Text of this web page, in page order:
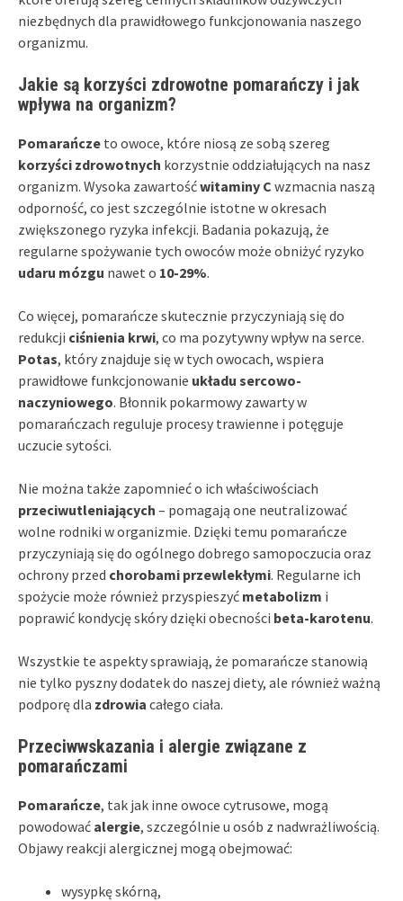
niezbędnych dla prawidłowego funkcjonowania naszego
organizmu.
Jakie są korzyści zdrowotne pomarańczy i jak
wpływa na organizm?
Pomarańcze to owoce, które niosą ze sobą szereg
korzyści zdrowotnych korzystnie oddziałujących na nasz
organizm. Wysoka zawartośćwitaminy C wzmacnia naszą
odporność, co jest szczególnie istotne w okresach
zwiększonego ryzyka infekcji. Badania pokazują, że
regularne spożywanie tych owoców może obniżyć ryzyko
udaru mózgu nawet o 10-29%.
Co więcej, pomarańcze skutecznie przyczyniają się do
redukcji ciśnienia krwi, co ma pozytywny wpływ na serce.
Potas, który znajduje się w tych owocach, wspiera
prawidłowe funkcjonowanie układu sercowo-
naczyniowego. Błonnik pokarmowy zawarty w
pomarańczach reguluje procesy trawienne i potęguje
uczucie sytości.
Nie można także zapomnieć o ich właściwościach
przeciwutleniających – pomagają one neutralizować
wolne rodniki w organizmie. Dzięki temu pomarańcze
przyczyniają się do ogólnego dobrego samopoczucia oraz
ochrony przed chorobami przewlekłymi. Regularne ich
spożycie może również przyspieszyć metabolizm i
poprawić kondycję skóry dzięki obecności beta-karotenu.
Wszystkie te aspekty sprawiają, że pomarańcze stanowią
nie tylko pyszny dodatek do naszej diety, ale również ważną
podporę dla zdrowia całego ciała.
Przeciwwskazania i alergie związane z
pomarańczami
Pomarańcze, tak jak inne owoce cytrusowe, mogą
powodować alergie, szczególnie u osób z nadwrażliwością.
Objawy reakcji alergicznej mogą obejmować:
wysypkę skórną,